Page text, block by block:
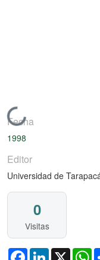
Cargando...
Fecha
1998
Editor
Universidad de
0
Visitas
FacebookLinkedIn
X